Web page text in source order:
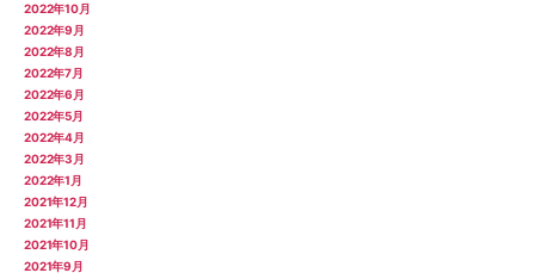
2022年10月
2022年9月
2022年8月
2022年7月
2022年6月
2022年5月
2022年4月
2022年3月
2022年1月
2021年12月
2021年11月
2021年10月
2021年9月